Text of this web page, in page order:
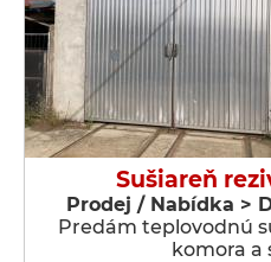
Sušiareň
Prodej / Nabídka >
Predám teplovodnú
komora a